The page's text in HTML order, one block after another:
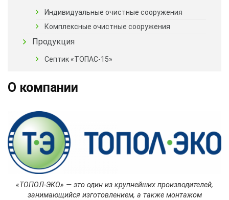
Индивидуальные очистные сооружения
Комплексные очистные сооружения
Продукция
Септик «ТОПАС-15»
О компании
«ТОПОЛ-ЭКО» — это один из крупнейших производителей,
занимающийся изготовлением, а также монтажом